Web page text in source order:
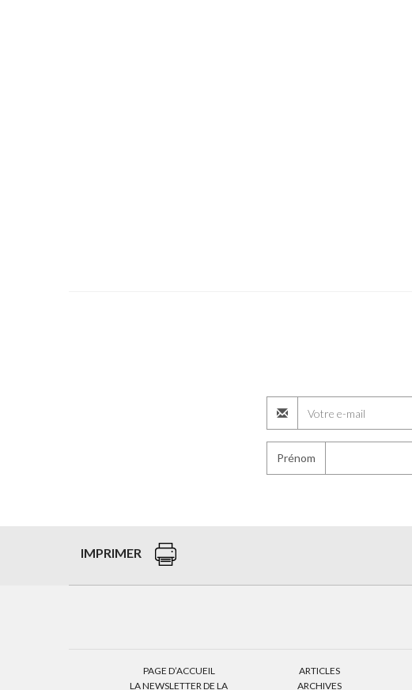
Prénom
IMPRIMER
PAGE D’ACCUEIL
LA NEWSLETTER DE LA
ARTICLES
ARCHIVES